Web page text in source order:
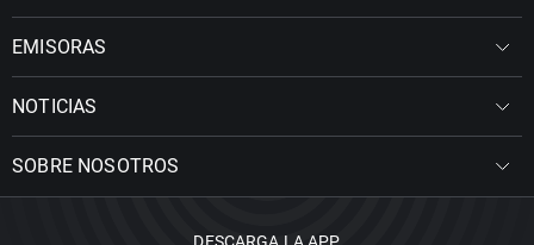
EMISORAS
NOTICIAS
SOBRE NOSOTROS